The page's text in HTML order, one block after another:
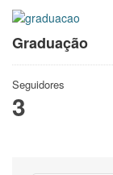
Graduação
Seguidores
3